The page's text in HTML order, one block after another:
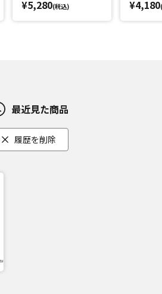
¥5,280(税込) ¥4,180
最近見た商品
履歴を削除